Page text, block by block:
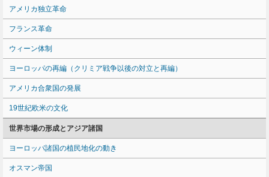
アメリカ独立革命
フランス革命
ウィーン体制
ヨーロッパの再編（クリミア戦争以後の対立と再編）
アメリカ合衆国の発展
19世紀欧米の文化
世界市場の形成とアジア諸国
ヨーロッパ諸国の植民地化の動き
オスマン帝国